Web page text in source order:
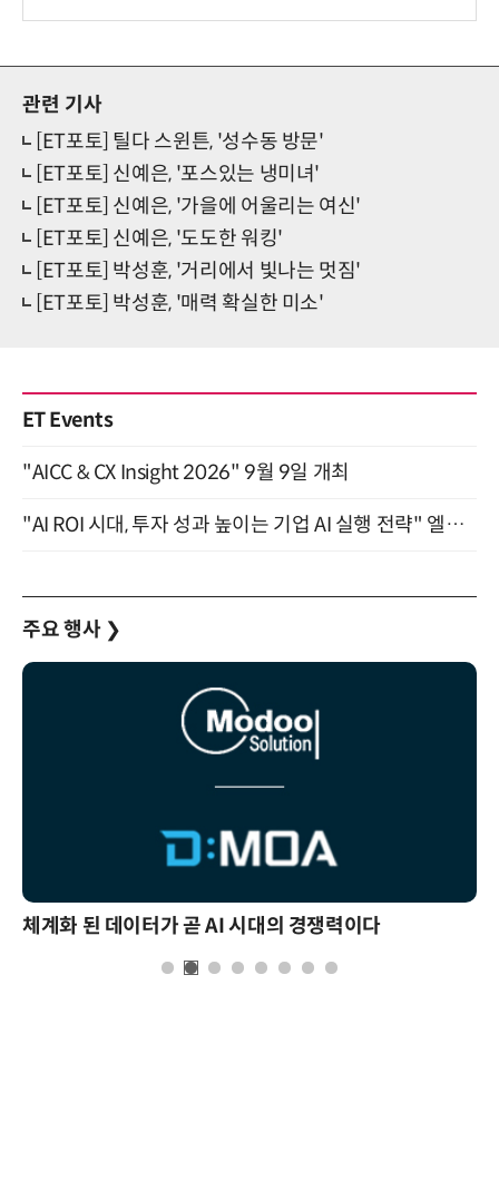
관련 기사
[ET포토] 틸다 스윈튼, '성수동 방문'
[ET포토] 신예은, '포스있는 냉미녀'
[ET포토] 신예은, '가을에 어울리는 여신'
[ET포토] 신예은, '도도한 워킹'
[ET포토] 박성훈, '거리에서 빛나는 멋짐'
[ET포토] 박성훈, '매력 확실한 미소'
ET Events
"AICC & CX Insight 2026" 9월 9일 개최
"AI ROI 시대, 투자 성과 높이는 기업 AI 실행 전략" 엘타워 6층 (9월 18일)
주요 행사 ❯
체계화 된 데이터가 곧 AI 시대의 경쟁력이다